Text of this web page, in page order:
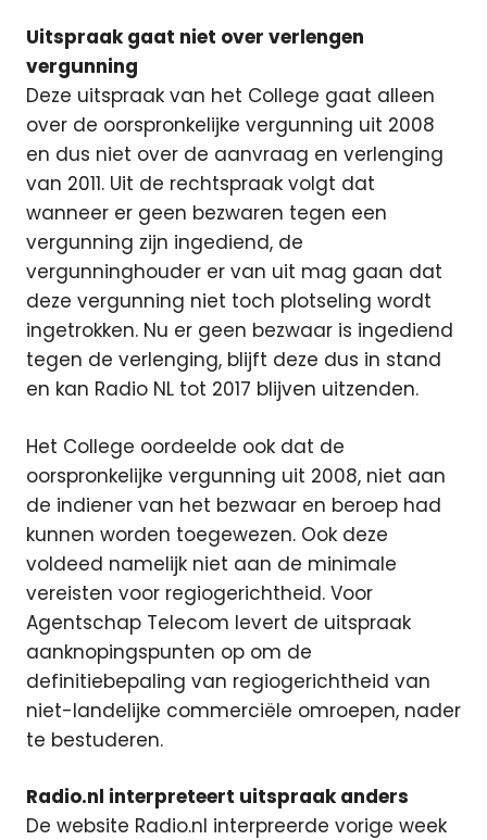
Uitspraak gaat niet over verlengen
vergunning
Deze uitspraak van het College gaat alleen
over de oorspronkelijke vergunning uit 2008
en dus niet over de aanvraag en verlenging
van 2011. Uit de rechtspraak volgt dat
wanneer er geen bezwaren tegen een
vergunning zijn ingediend, de
vergunninghouder er van uit mag gaan dat
deze vergunning niet toch plotseling wordt
ingetrokken. Nu er geen bezwaar is ingediend
tegen de verlenging, blijft deze dus in stand
en kan Radio NL tot 2017 blijven uitzenden.
Het College oordeelde ook dat de
oorspronkelijke vergunning uit 2008, niet aan
de indiener van het bezwaar en beroep had
kunnen worden toegewezen. Ook deze
voldeed namelijk niet aan de minimale
vereisten voor regiogerichtheid. Voor
Agentschap Telecom levert de uitspraak
aanknopingspunten op om de
definitiebepaling van regiogerichtheid van
niet-landelijke commerciële omroepen, nader
te bestuderen.
Radio.nl interpreteert uitspraak anders
De website Radio.nl interpreerde vorige week